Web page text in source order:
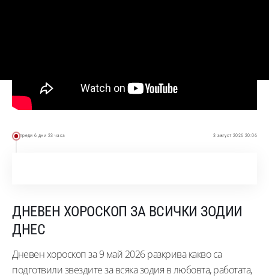
преди 6 дни 23 часа 3 август 2026 20:06
ДНЕВЕН ХОРОСКОП ЗА ВСИЧКИ ЗОДИИ
ДНЕС
Дневен хороскоп за 9 май 2026 разкрива какво са
подготвили звездите за всяка зодия в любовта, работата,